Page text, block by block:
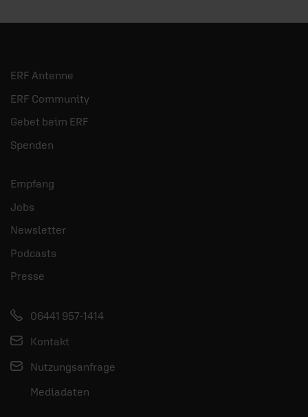
ERF Antenne
ERF Community
Gebet beim ERF
Spenden
Empfang
Jobs
Newsletter
Podcasts
Presse
06441 957-1414
Kontakt
Nutzungsanfrage
Mediadaten